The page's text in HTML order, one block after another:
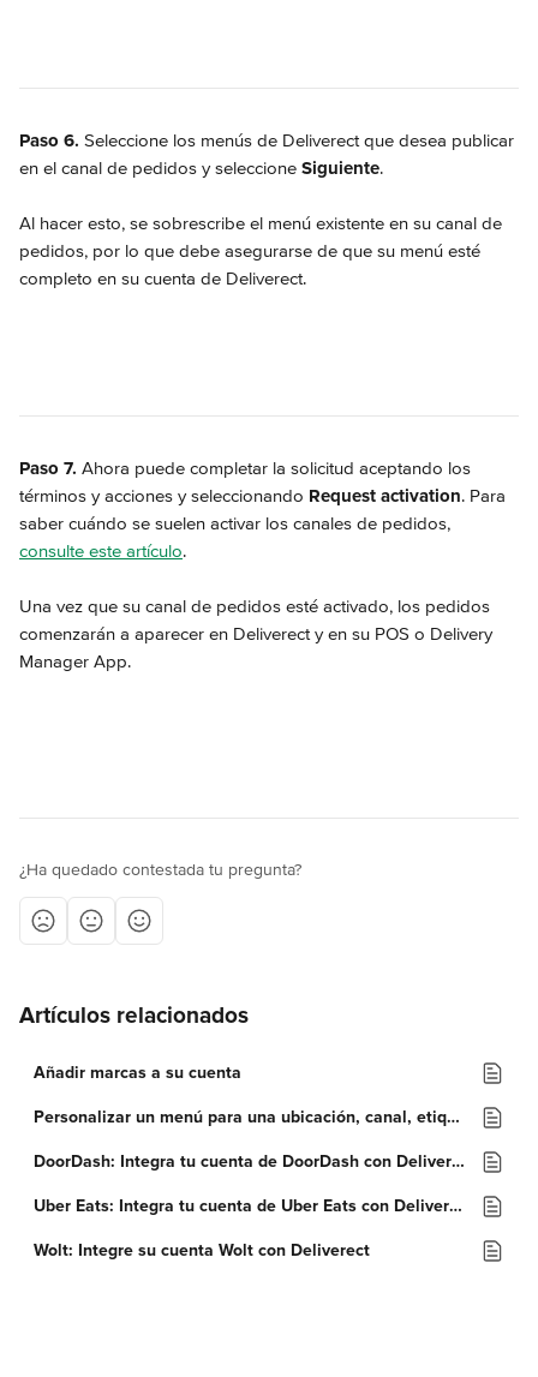
Paso 6. Seleccione los menús de Deliverect que desea publicar
en el canal de pedidos y seleccione Siguiente.
Al hacer esto, se sobrescribe el menú existente en su canal de
pedidos, por lo que debe asegurarse de que su menú esté
completo en su cuenta de Deliverect.
Paso 7. Ahora puede completar la solicitud aceptando los
términos y acciones y seleccionando Request activation. Para
saber cuándo se suelen activar los canales de pedidos,
consulte este artículo.
Una vez que su canal de pedidos esté activado, los pedidos
comenzarán a aparecer en Deliverect y en su POS o Delivery
Manager App.
¿Ha quedado contestada tu pregunta?
Artículos relacionados
Añadir marcas a su cuenta
Personalizar un menú para una ubicación, canal, etiqueta personalizada o tipo de pedido
DoorDash: Integra tu cuenta de DoorDash con Deliverect
Uber Eats: Integra tu cuenta de Uber Eats con Deliverect
Wolt: Integre su cuenta Wolt con Deliverect